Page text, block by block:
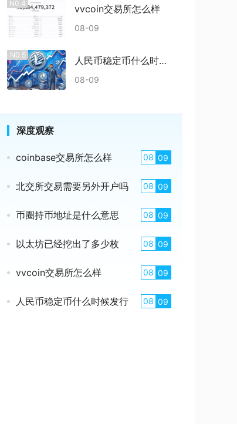
N0.4 vvcoin交易所怎么样
08-09
N0.5 人民币稳定币什么时候发行
08-09
深度观察
coinbase交易所怎么样 08 09
北交所交易需要另外开户吗 08 09
币圈持币地址是什么意思 08 09
以太坊已经挖出了多少枚 08 09
vvcoin交易所怎么样 08 09
人民币稳定币什么时候发行 08 09